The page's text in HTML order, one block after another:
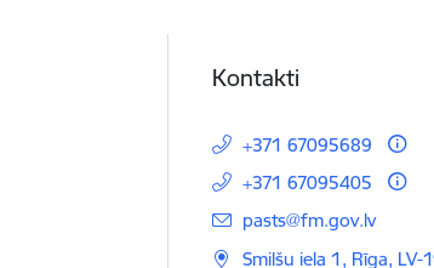
Kontakti
+371 67095689
+371 67095405
E-pasts:
pasts@fm.gov.lv
Smilšu iela 1, Rīga, LV-